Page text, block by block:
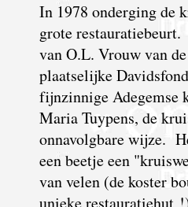
In 1978 onderging de
grote
van O.L. Vrouw van
plaatselijke
fijnzinnige Adegemse
Maria Tuypens, de
onnavolgbare wijze.
een beetje een
van velen (de koster